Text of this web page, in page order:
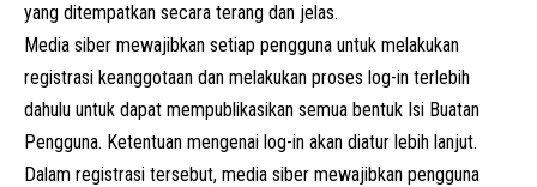
yang ditempatkan secara terang dan jelas.
Media siber mewajibkan setiap pengguna untuk melakukan
registrasi keanggotaan dan melakukan proses log-in terlebih
dahulu untuk dapat mempublikasikan semua bentuk Isi Buatan
Pengguna. Ketentuan mengenai log-in akan diatur lebih lanjut.
Dalam registrasi tersebut, media siber mewajibkan pengguna